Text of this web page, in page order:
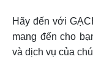
Hãy đến với
mang đến cho
và dịch vụ của